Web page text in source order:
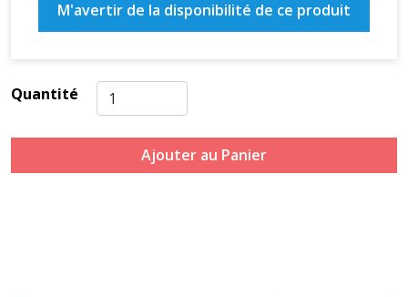
M'avertir de la disponibilité de ce produit
Quantité
Ajouter au Panier